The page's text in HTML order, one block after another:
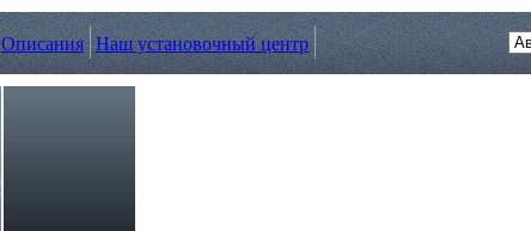
Описания Наш установочный центр